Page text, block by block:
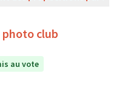
club
au vote